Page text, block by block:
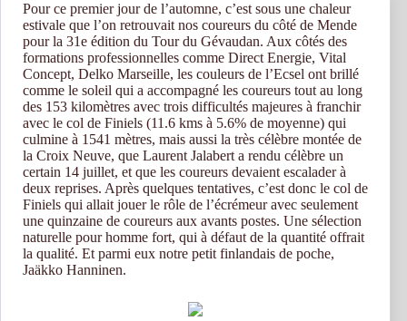
Pour ce premier jour de l’automne, c’est sous une chaleur
estivale que l’on retrouvait nos coureurs du côté de Mende
pour la 31e édition du Tour du Gévaudan. Aux côtés des
formations professionnelles comme Direct Energie, Vital
Concept, Delko Marseille, les couleurs de l’Ecsel ont brillé
comme le soleil qui a accompagné les coureurs tout au long
des 153 kilomètres avec trois difficultés majeures à franchir
avec le col de Finiels (11.6 kms à 5.6% de moyenne) qui
culmine à 1541 mètres, mais aussi la très célèbre montée de
la Croix Neuve, que Laurent Jalabert a rendu célèbre un
certain 14 juillet, et que les coureurs devaient escalader à
deux reprises. Après quelques tentatives, c’est donc le col de
Finiels qui allait jouer le rôle de l’écrémeur avec seulement
une quinzaine de coureurs aux avants postes. Une sélection
naturelle pour homme fort, qui à défaut de la quantité offrait
la qualité. Et parmi eux notre petit finlandais de poche,
Jaäkko Hanninen.